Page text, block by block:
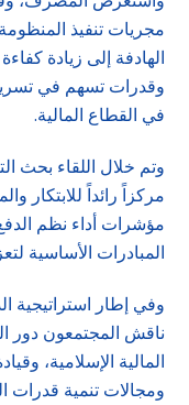
مجريات تنفيذ
الهادفة إلى زيادة
وقدرات تسهم في تسريع
في القطاع المالية.
وتم خلال اللقاء بحث
مركزاً رائداً للابتكار
مؤشرات أداء نظم
المبادرات الأساسية
وفي إطار استراتيجية
ناقش المجتمعون دور
المالية الإسلامية،
ومجالات تنمية قدرات